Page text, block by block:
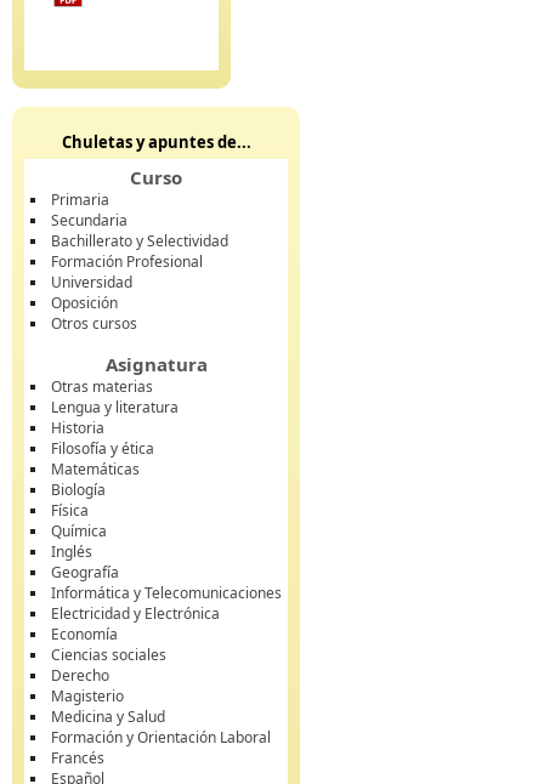
Chuletas y apuntes de...
Curso
Primaria
Secundaria
Bachillerato y Selectividad
Formación Profesional
Universidad
Oposición
Otros cursos
Asignatura
Otras materias
Lengua y literatura
Historia
Filosofía y ética
Matemáticas
Biología
Física
Química
Inglés
Geografía
Informática y Telecomunicaciones
Electricidad y Electrónica
Economía
Ciencias sociales
Derecho
Magisterio
Medicina y Salud
Formación y Orientación Laboral
Francés
Español